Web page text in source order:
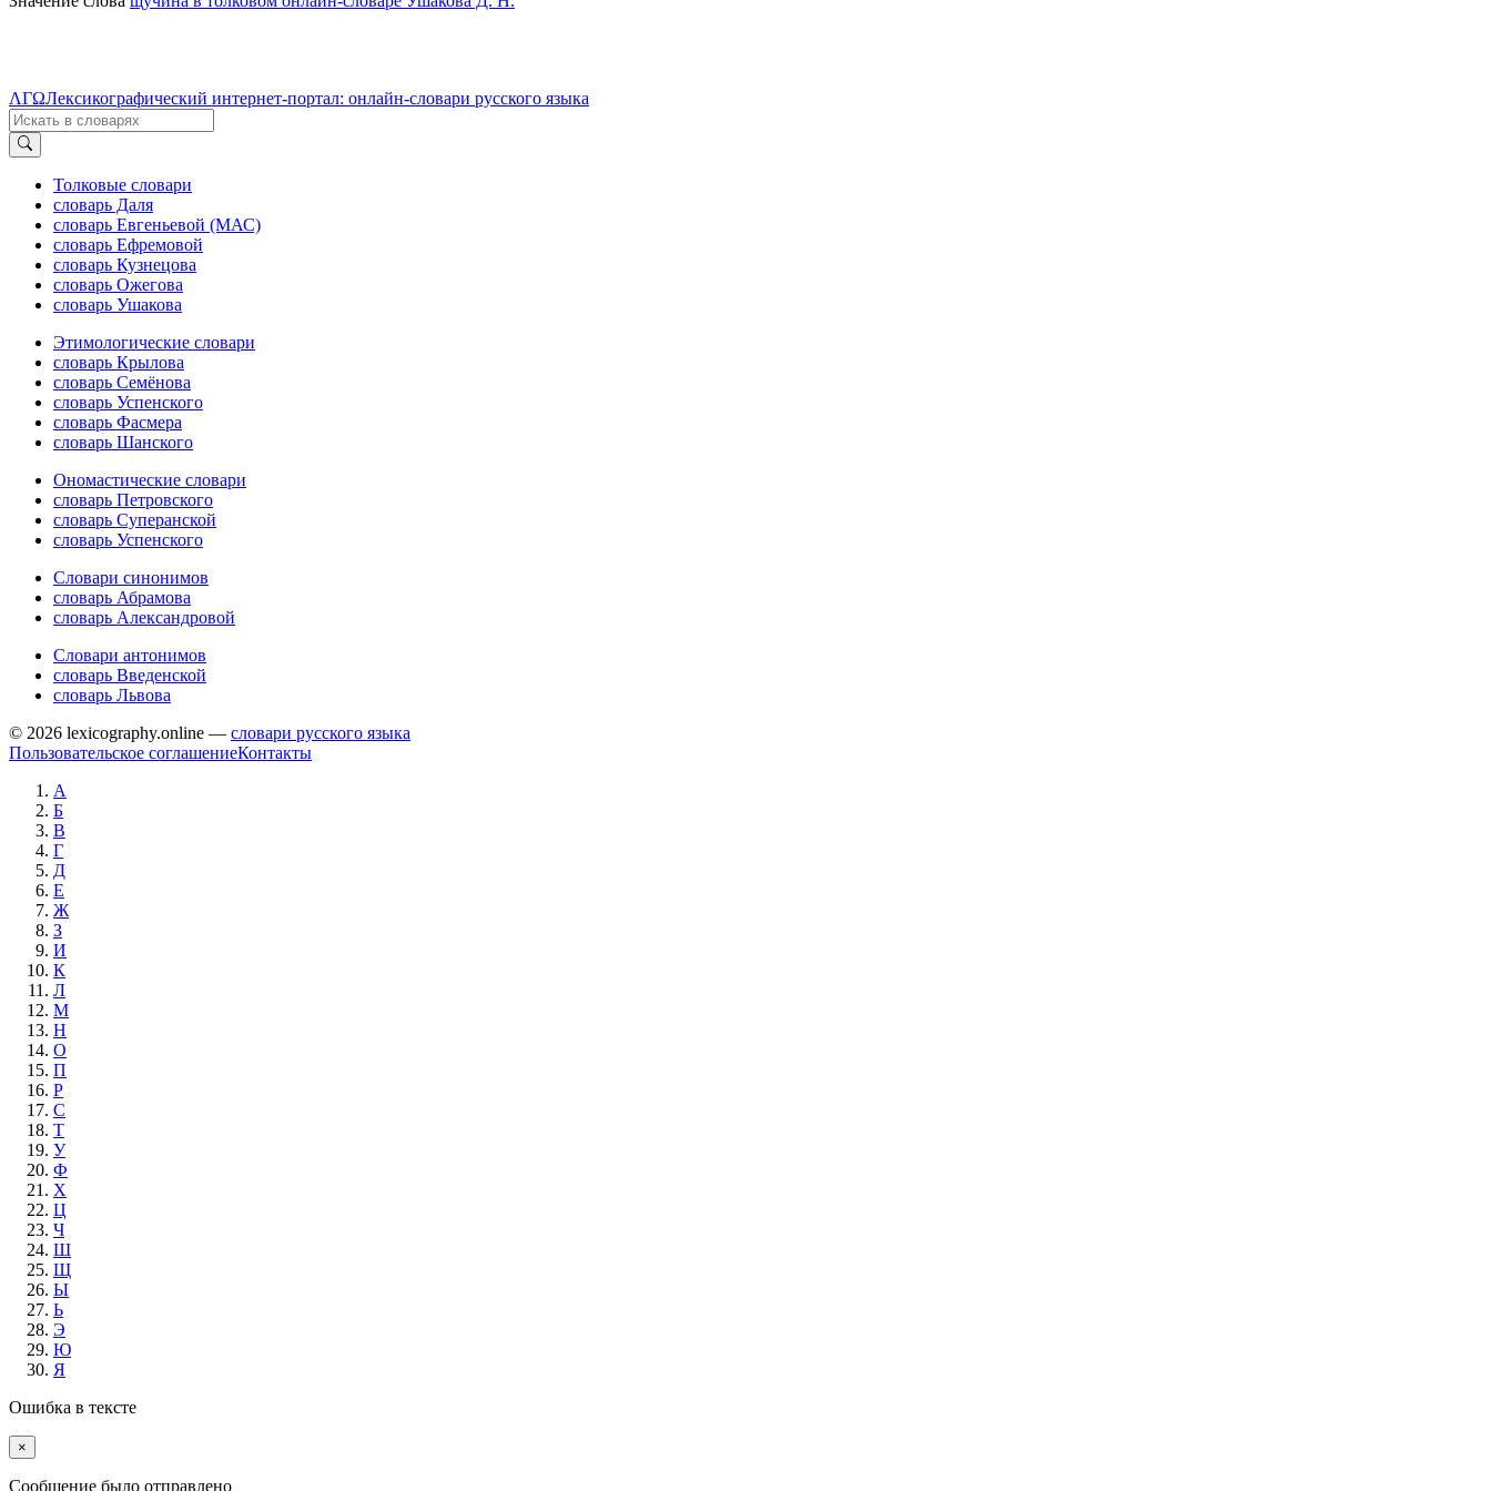
ΛΓΩЛексикографический интернет-портал: онлайн-словари русского языка
Толковые словари
словарь Даля
словарь Евгеньевой (МАС)
словарь Ефремовой
словарь Кузнецова
словарь Ожегова
словарь Ушакова
Этимологические словари
словарь Крылова
словарь Семёнова
словарь Успенского
словарь Фасмера
словарь Шанского
Ономастические словари
словарь Петровского
словарь Суперанской
словарь Успенского
Словари синонимов
словарь Абрамова
словарь Александровой
Словари антонимов
словарь Введенской
словарь Львова
© 2026 lexicography.online — словари русского языка
Пользовательское соглашениеКонтакты
А
Б
В
Г
Д
Е
Ж
З
И
К
Л
М
Н
О
П
Р
С
Т
У
Ф
Х
Ц
Ч
Ш
Щ
Ы
Ь
Э
Ю
Я
Ошибка в тексте
×
Cообщение было отправлено